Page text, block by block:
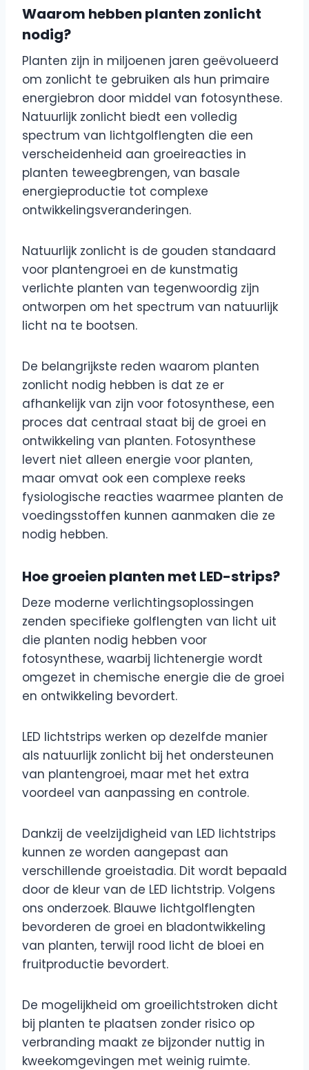
Waarom hebben planten zonlicht
nodig?
Planten zijn in miljoenen jaren geëvolueerd
om zonlicht te gebruiken als hun primaire
energiebron door middel van fotosynthese.
Natuurlijk zonlicht biedt een volledig
spectrum van lichtgolflengten die een
verscheidenheid aan groeireacties in
planten teweegbrengen, van basale
energieproductie tot complexe
ontwikkelingsveranderingen.
Natuurlijk zonlicht is de gouden standaard
voor plantengroei en de kunstmatig
verlichte planten van tegenwoordig zijn
ontworpen om het spectrum van natuurlijk
licht na te bootsen.
De belangrijkste reden waarom planten
zonlicht nodig hebben is dat ze er
afhankelijk van zijn voor fotosynthese, een
proces dat centraal staat bij de groei en
ontwikkeling van planten. Fotosynthese
levert niet alleen energie voor planten,
maar omvat ook een complexe reeks
fysiologische reacties waarmee planten de
voedingsstoffen kunnen aanmaken die ze
nodig hebben.
Hoe groeien planten met LED-strips?
Deze moderne verlichtingsoplossingen
zenden specifieke golflengten van licht uit
die planten nodig hebben voor
fotosynthese, waarbij lichtenergie wordt
omgezet in chemische energie die de groei
en ontwikkeling bevordert.
LED lichtstrips werken op dezelfde manier
als natuurlijk zonlicht bij het ondersteunen
van plantengroei, maar met het extra
voordeel van aanpassing en controle.
Dankzij de veelzijdigheid van LED lichtstrips
kunnen ze worden aangepast aan
verschillende groeistadia. Dit wordt bepaald
door de kleur van de LED lichtstrip. Volgens
ons onderzoek. Blauwe lichtgolflengten
bevorderen de groei en bladontwikkeling
van planten, terwijl rood licht de bloei en
fruitproductie bevordert.
De mogelijkheid om groeilichtstroken dicht
bij planten te plaatsen zonder risico op
verbranding maakt ze bijzonder nuttig in
kweekomgevingen met weinig ruimte.